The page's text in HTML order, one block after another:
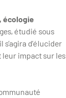
écologie
étudié sous
d’élucider
leur impact sur les